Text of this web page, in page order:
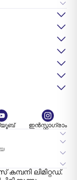
ഇൻസ്റ്റാഗ്രാം
ലിമിറ്റഡ്.